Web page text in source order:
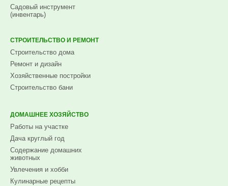
Садовый инструмент
(инвентарь)
СТРОИТЕЛЬСТВО И РЕМОНТ
Строительство дома
Ремонт и дизайн
Хозяйственные постройки
Строительство бани
ДОМАШНЕЕ ХОЗЯЙСТВО
Работы на участке
Дача круглый год
Содержание домашних
животных
Увлечения и хобби
Кулинарные рецепты